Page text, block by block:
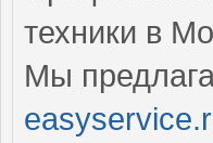
техники в
Мы